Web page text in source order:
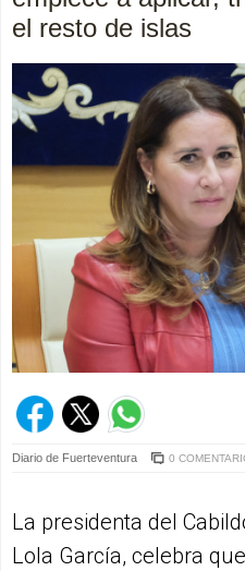
el resto de islas
Diario de Fuerteventura 0
La presidenta del
Lola García, celebra